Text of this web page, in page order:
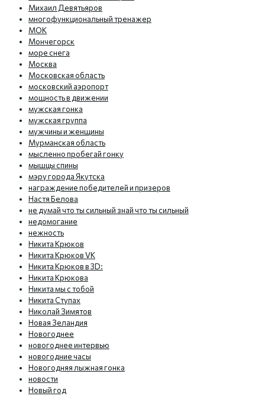
Михаил Девятьяров
многофункциональный тренажер
МОК
Мончегорск
море снега
Москва
Московская область
московский аэропорт
мощность в движении
мужская гонка
мужская группа
мужчины и женщины
Мурманская область
мысленно пробегай гонку
мышцы спины
мэру города Якутска
награждение победителей и призеров
Настя Белова
не думай что ты сильный знай что ты сильный
недомогание
нежность
Никита Крюков
Никита Крюков VK
Никита Крюков в 3D:
Никита Крюкова
Никита мы с тобой
Никита Ступах
Николай Зимятов
Новая Зеландия
Новогоднее
новогоднее интервью
новогодние часы
Новогодняя лыжная гонка
новости
Новый год